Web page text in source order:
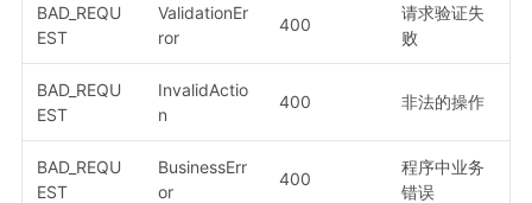
BAD_REQU
EST
ValidationEr
ror
400
请求验证失
败
BAD_REQU
EST
InvalidActio
n
400 非法的操作
BAD_REQU
EST
BusinessErr
or
400
程序中业务
错误